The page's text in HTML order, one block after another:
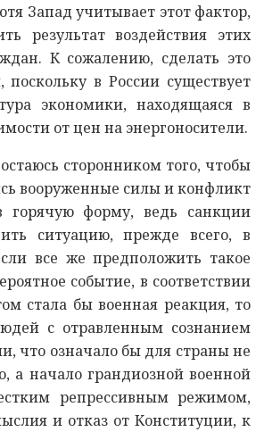
Запад учитывает этот фактор,
результат воздействия этих
К сожалению, сделать это
поскольку в России существует
экономики, находящаяся в
от цен на энергоносители.
сторонником того, чтобы
вооруженные силы и конфликт
горячую форму, ведь санкции
ситуацию, прежде всего, в
все же предположить такое
событие, в соответствии
стала бы военная реакция, то
с отравленным сознанием
что означало бы для страны не
а начало грандиозной военной
репрессивным режимом,
и отказ от Конституции, к